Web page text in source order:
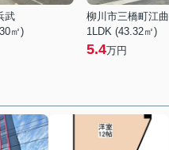
武
㎡)
柳川市三橋町江曲
1LDK (43.32㎡)
5.4万円